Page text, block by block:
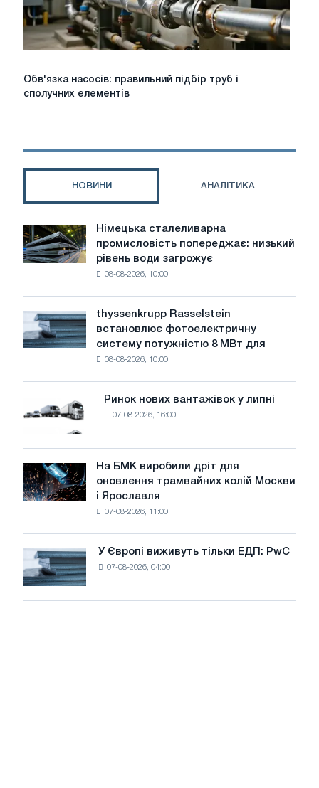
Обв'язка
і
Обв'язка насосів: правильний підбір труб і
сполучних елементів
НОВИНИ АНАЛІТИКА
Німецька
сталеливарна
промисловість
води
загрожує
безпеці
Німецька сталеливарна
промисловість попереджає: низький
рівень води загрожує
08-08-2026, 10:00
thyssenkrupp
Rasselstein
встановлює
фотоелектричну
досягнення
цілей
декарбонізації
thyssenkrupp Rasselstein
встановлює фотоелектричну
систему потужністю 8 МВт для
08-08-2026, 10:00
Ринок
нових
вантажівок
у
липні
Ринок нових вантажівок у липні
07-08-2026, 16:00
На
БМК
виробили
трамвайних
колій
Москви
і
На БМК виробили дріт для
оновлення трамвайних колій Москви
і Ярославля
07-08-2026, 11:00
Європі
виживуть
тільки
У Європі виживуть тільки ЕДП: PwC
07-08-2026, 04:00